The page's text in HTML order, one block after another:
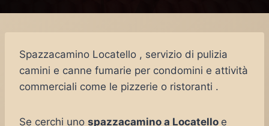
Spazzacamino Locatello , servizio di pulizia
camini e canne fumarie per condomini e attività
commerciali come le pizzerie o ristoranti .
Se cerchi uno spazzacamino a Locatello e